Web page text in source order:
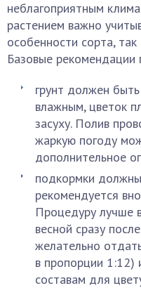
неблагоприятным
растением важно
особенности сорта,
Базовые рекомендации
грунт должен
влажным, цветок
засуху. Полив
жаркую погоду
дополнительное
подкормки
рекомендуется
Процедуру лучше
весной сразу
желательно
в пропорции 1:12)
составам для